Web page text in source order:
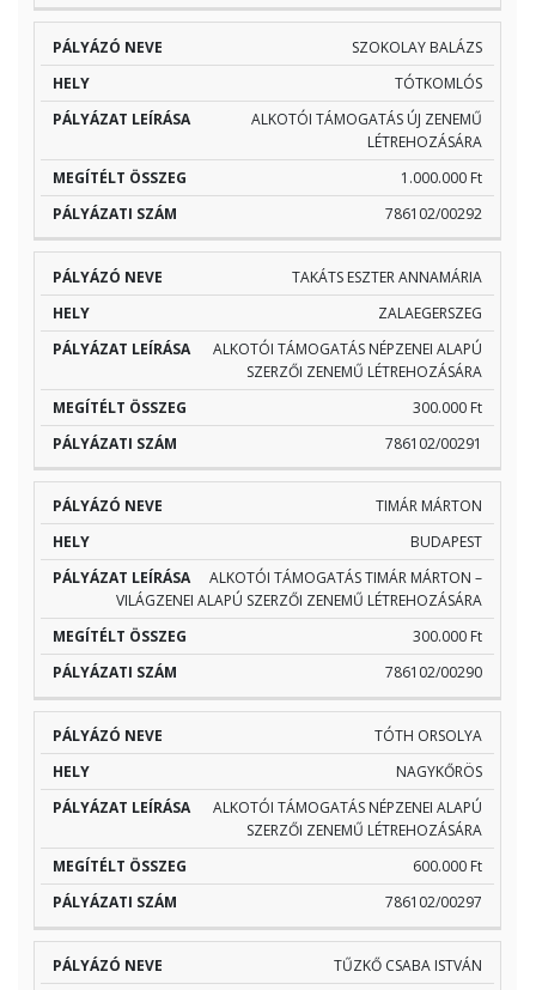
SZOKOLAY BALÁZS
TÓTKOMLÓS
ALKOTÓI TÁMOGATÁS ÚJ ZENEMŰ
LÉTREHOZÁSÁRA
1.000.000 Ft
786102/00292
TAKÁTS ESZTER ANNAMÁRIA
ZALAEGERSZEG
ALKOTÓI TÁMOGATÁS NÉPZENEI ALAPÚ
SZERZŐI ZENEMŰ LÉTREHOZÁSÁRA
300.000 Ft
786102/00291
TIMÁR MÁRTON
BUDAPEST
ALKOTÓI TÁMOGATÁS TIMÁR MÁRTON –
VILÁGZENEI ALAPÚ SZERZŐI ZENEMŰ LÉTREHOZÁSÁRA
300.000 Ft
786102/00290
TÓTH ORSOLYA
NAGYKŐRÖS
ALKOTÓI TÁMOGATÁS NÉPZENEI ALAPÚ
SZERZŐI ZENEMŰ LÉTREHOZÁSÁRA
600.000 Ft
786102/00297
TŰZKŐ CSABA ISTVÁN